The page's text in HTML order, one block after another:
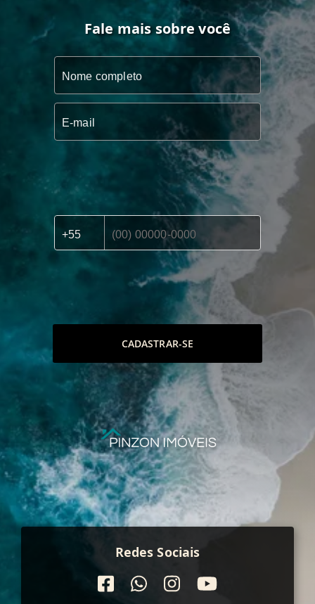
Fale mais sobre você
CADASTRAR-SE
Redes Sociais